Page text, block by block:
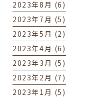
2023年8月 (6)
2023年7月 (5)
2023年5月 (2)
2023年4月 (6)
2023年3月 (5)
2023年2月 (7)
2023年1月 (5)